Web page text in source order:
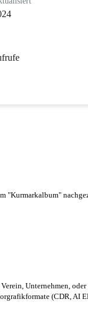
"Kurmarkalbum"
Unternehmen, oder
(CDR, AI